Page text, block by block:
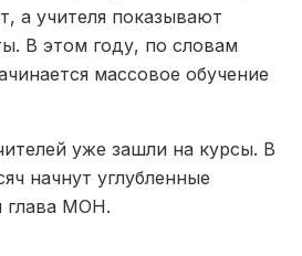
а учителя показывают
В этом году, по словам
массовое обучение
уже зашли на курсы. В
начнут углубленные
глава МОН.